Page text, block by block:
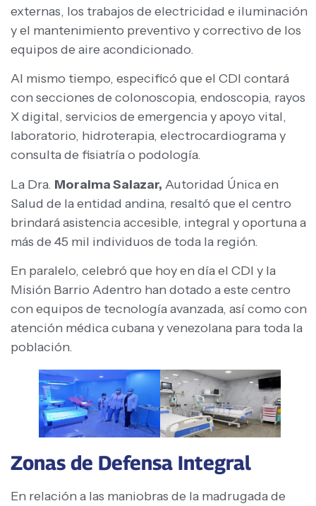
externas, los trabajos de electricidad e iluminación
y el mantenimiento preventivo y correctivo de los
equipos de aire acondicionado.
Al mismo tiempo, especificó que el CDI contará
con secciones de colonoscopia, endoscopia, rayos
X digital, servicios de emergencia y apoyo vital,
laboratorio, hidroterapia, electrocardiograma y
consulta de fisiatría o podología.
La Dra. Moraima Salazar, Autoridad Única en
Salud de la entidad andina, resaltó que el centro
brindará asistencia accesible, integral y oportuna a
más de 45 mil individuos de toda la región.
En paralelo, celebró que hoy en día el CDI y la
Misión Barrio Adentro han dotado a este centro
con equipos de tecnología avanzada, así como con
atención médica cubana y venezolana para toda la
población.
Zonas de Defensa Integral
En relación a las maniobras de la madrugada de